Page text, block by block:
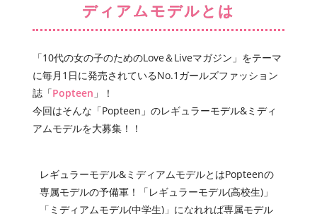
ディアムモデルとは
「10代の女の子のためのLove＆Liveマガジン」をテーマ
に毎月1日に発売されているNo.1ガールズファッション
誌「Popteen 」！
今回はそんな「Popteen」のレギュラーモデル&ミディ
アムモデルを大募集！！
レギュラーモデル&ミディアムモデルとはPopteenの
専属モデルの予備軍！「レギュラーモデル(高校生)」
「ミディアムモデル(中学生)」になれれば専属モデル